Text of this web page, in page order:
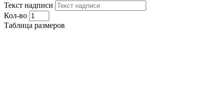
Текст надписи
Кол-во
Таблица размеров